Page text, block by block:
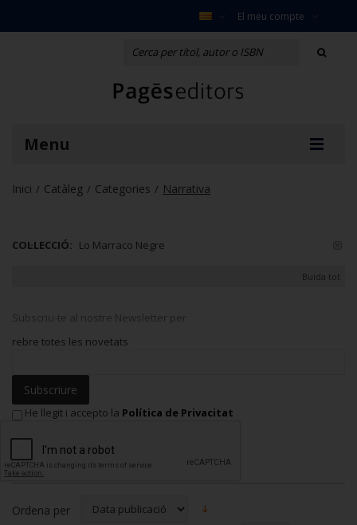
El meu compte
Menu
Inici / Catàleg / Categories / Narrativa
COL·LECCIÓ: Lo Marraco Negre
Buida tot
Subscriu-te al nostre Newsletter per
rebre totes les novetats
Subscriure
He llegit i accepto la Política de Privacitat
Ordena per